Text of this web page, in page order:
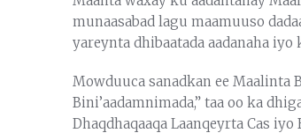
munaasabad lagu maamuuso
yareynta dhibaatada aadanaha
Mowduuca sanadkan ee Maalinta
Bini’aadamnimada,” taa oo ka
Dhaqdhaqaaqa Laanqeyrta Cas